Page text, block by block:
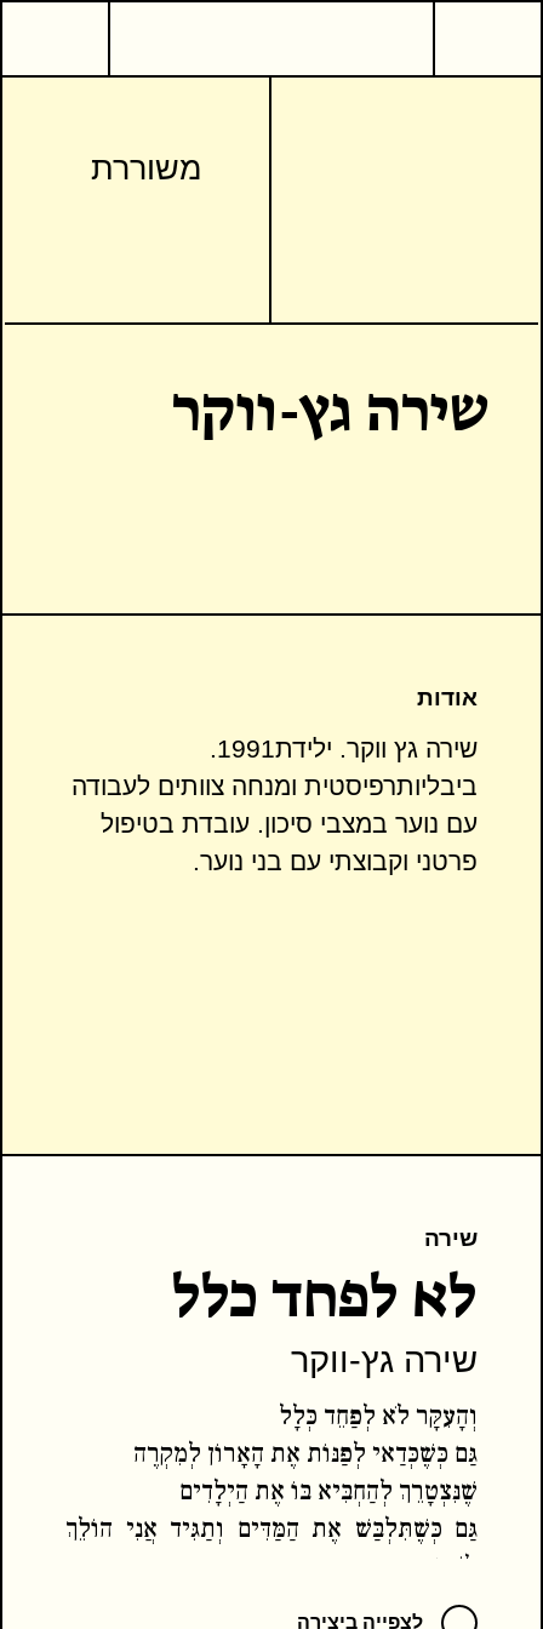
משוררת
שירה גץ-ווקר
אודות
שירה גץ ווקר. ילידת1991.
ביבליותרפיסטית ומנחה צוותים לעבודה
עם נוער במצבי סיכון. עובדת בטיפול
פרטני וקבוצתי עם בני נוער.
שירה
לא לפחד כלל
שירה גץ-ווקר
וְהָעִקָּר לֹא לְפַחֵד כְּלָל
גַּם כְּשֶׁכְּדַאי לְפַנּוֹת אֶת הָאָרוֹן לְמִקְרֶה
שֶׁנִּצְטָרֵךְ לְהַחְבִּיא בּוֹ אֶת הַיְלָדִים
גַּם כְּשֶׁתִּלְבַּשׁ אֶת הַמַּדִּים וְתַגִּיד אֲנִי הוֹלֵךְ
לְשָׁם
לַמָּקוֹם מִמֶּנּוּ עוֹלוֹת מִשְּׁאוֹל הַמִּפְלָצוֹת
לצפייה ביצירה